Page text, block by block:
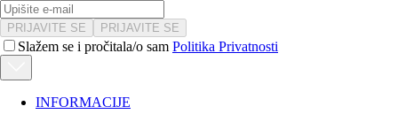
PRIJAVITE SE PRIJAVITE SE
Slažem se i pročitala/o sam Politika Privatnosti
INFORMACIJE